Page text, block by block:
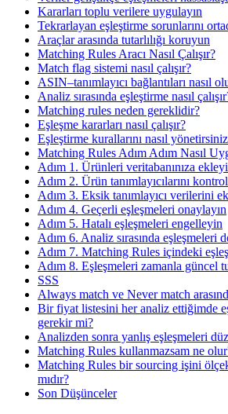
Kararları toplu verilere uygulayın
Tekrarlayan eşleştirme sorunlarını
Araçlar arasında tutarlılığı koruyun
Matching Rules Aracı Nasıl Çalışır?
Match flag sistemi nasıl çalışır?
ASIN–tanımlayıcı bağlantıları nasıl
Analiz sırasında eşleştirme nasıl
Matching rules neden gereklidir?
Eşleşme kararları nasıl çalışır?
Eşleştirme kurallarını nasıl
Matching Rules Adım Adım Nasıl
Adım 1. Ürünleri veritabanınıza
Adım 2. Ürün tanımlayıcılarını
Adım 3. Eksik tanımlayıcı verilerini
Adım 4. Geçerli eşleşmeleri onaylayın
Adım 5. Hatalı eşleşmeleri engelleyin
Adım 6. Analiz sırasında eşleşmeleri
Adım 7. Matching Rules içindeki
Adım 8. Eşleşmeleri zamanla güncel
SSS
Always match ve Never match
Bir fiyat listesini her analiz ettiğimde
gerekir mi?
Analizden sonra yanlış eşleşmeleri
Matching Rules kullanmazsam ne
Matching Rules bir sourcing işini
mıdır?
Son Düşünceler